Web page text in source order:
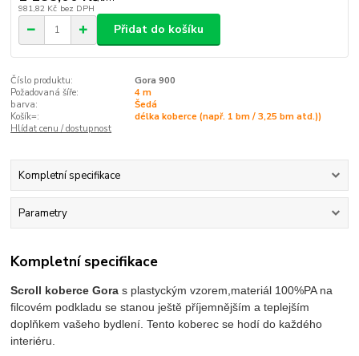
981,82 Kč bez DPH
Přidat do košíku
Číslo produktu:
Gora 900
Požadovaná šíře:
4 m
barva:
Šedá
Košík=:
délka koberce (např. 1 bm / 3,25 bm atd.))
Hlídat cenu / dostupnost
Kompletní specifikace
Parametry
Kompletní specifikace
Scroll koberce Gora s plastyckým vzorem,materiál 100%PA na
filcovém podkladu se stanou ještě příjemnějším a teplejším
doplňkem vašeho bydlení. Tento koberec se hodí do každého
interiéru.